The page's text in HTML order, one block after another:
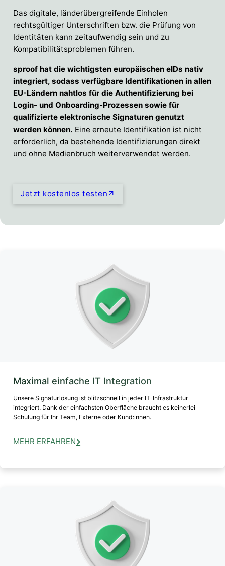
Das digitale, länderübergreifende Einholen
rechtsgültiger Unterschriften bzw. die Prüfung von
Identitäten kann zeitaufwendig sein und zu
Kompatibilitätsproblemen führen.
sproof hat die wichtigsten europäischen eIDs nativ
integriert, sodass verfügbare Identifikationen in allen
EU-Ländern nahtlos für die Authentifizierung bei
Login- und Onboarding-Prozessen sowie für
qualifizierte elektronische Signaturen genutzt
werden können. Eine erneute Identifikation ist nicht
erforderlich, da bestehende Identifizierungen direkt
und ohne Medienbruch weiterverwendet werden.
Jetzt kostenlos testen
Maximal einfache IT Integration
Unsere Signaturlösung ist blitzschnell in jeder IT-Infrastruktur
integriert. Dank der einfachsten Oberfläche braucht es keinerlei
Schulung für Ihr Team, Externe oder Kund:innen.
MEHR ERFAHREN